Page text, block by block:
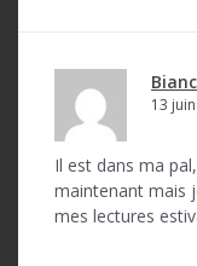
13
Il est dans ma
maintenant mais
mes lectures